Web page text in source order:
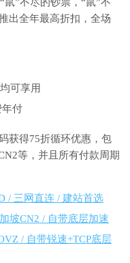
鼠”不尽的钞票，“鼠”不
出全年最高折扣，全场
可享用
年付
获得75折循环优惠，包
等，并且所有付款周期
/ 三网直连 / 建站首选
坡CN2 / 自带底层加速
/ 自带锐速+TCP底层